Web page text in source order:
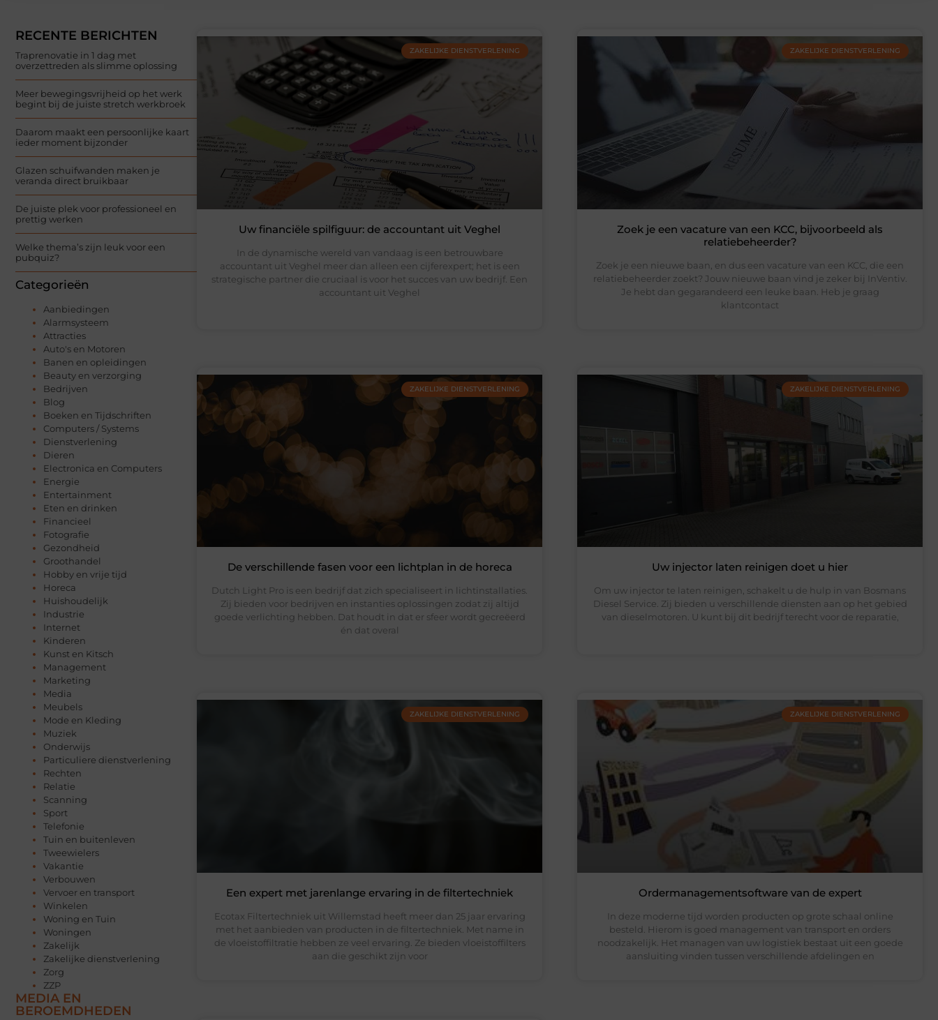
RECENTE BERICHTEN
Traprenovatie in 1 dag met
overzettreden als slimme oplossing
Meer bewegingsvrijheid op het werk
begint bij de juiste stretch werkbroek
Daarom maakt een persoonlijke kaart
ieder moment bijzonder
Glazen schuifwanden maken je
veranda direct bruikbaar
De juiste plek voor professioneel en
prettig werken
Welke thema’s zijn leuk voor een
pubquiz?
Categorieën
Aanbiedingen
Alarmsysteem
Attracties
Auto's en Motoren
Banen en opleidingen
Beauty en verzorging
Bedrijven
Blog
Boeken en Tijdschriften
Computers / Systems
Dienstverlening
Dieren
Electronica en Computers
Energie
Entertainment
Eten en drinken
Financieel
Fotografie
Gezondheid
Groothandel
Hobby en vrije tijd
Horeca
Huishoudelijk
Industrie
Internet
Kinderen
Kunst en Kitsch
Management
Marketing
Media
Meubels
Mode en Kleding
Muziek
Onderwijs
Particuliere dienstverlening
Rechten
Relatie
Scanning
Sport
Telefonie
Tuin en buitenleven
Tweewielers
Vakantie
Verbouwen
Vervoer en transport
Winkelen
Woning en Tuin
Woningen
Zakelijk
Zakelijke dienstverlening
Zorg
ZZP
MEDIA EN
BEROEMDHEDEN
ZAKELIJKE DIENSTVERLENING
Uw financiële spilfiguur: de accountant uit Veghel
In de dynamische wereld van vandaag is een betrouwbare
accountant uit Veghel meer dan alleen een cijferexpert; het is een
strategische partner die cruciaal is voor het succes van uw bedrijf. Een
accountant uit Veghel
ZAKELIJKE DIENSTVERLENING
Zoek je een vacature van een KCC, bijvoorbeeld als
relatiebeheerder?
Zoek je een nieuwe baan, en dus een vacature van een KCC, die een
relatiebeheerder zoekt? Jouw nieuwe baan vind je zeker bij InVentiv.
Je hebt dan gegarandeerd een leuke baan. Heb je graag
klantcontact
ZAKELIJKE DIENSTVERLENING
De verschillende fasen voor een lichtplan in de horeca
Dutch Light Pro is een bedrijf dat zich specialiseert in lichtinstallaties.
Zij bieden voor bedrijven en instanties oplossingen zodat zij altijd
goede verlichting hebben. Dat houdt in dat er sfeer wordt gecreëerd
én dat overal
ZAKELIJKE DIENSTVERLENING
Uw injector laten reinigen doet u hier
Om uw injector te laten reinigen, schakelt u de hulp in van Bosmans
Diesel Service. Zij bieden u verschillende diensten aan op het gebied
van dieselmotoren. U kunt bij dit bedrijf terecht voor de reparatie,
ZAKELIJKE DIENSTVERLENING
Een expert met jarenlange ervaring in de filtertechniek
Ecotax Filtertechniek uit Willemstad heeft meer dan 25 jaar ervaring
met het aanbieden van producten in de filtertechniek. Met name in
de vloeistoffiltratie hebben ze veel ervaring. Ze bieden vloeistoffilters
aan die geschikt zijn voor
ZAKELIJKE DIENSTVERLENING
Ordermanagementsoftware van de expert
In deze moderne tijd worden producten op grote schaal online
besteld. Hierom is goed management van transport en orders
noodzakelijk. Het managen van uw logistiek bestaat uit een goede
aansluiting vinden tussen verschillende afdelingen en